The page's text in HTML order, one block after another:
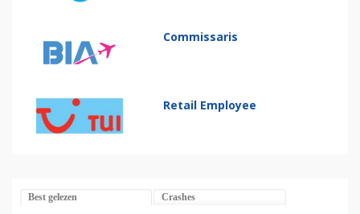
Commissaris
Retail Employee
Best gelezen Crashes